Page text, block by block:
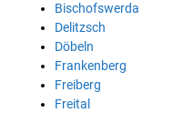
Bischofswerda
Delitzsch
Döbeln
Frankenberg
Freiberg
Freital